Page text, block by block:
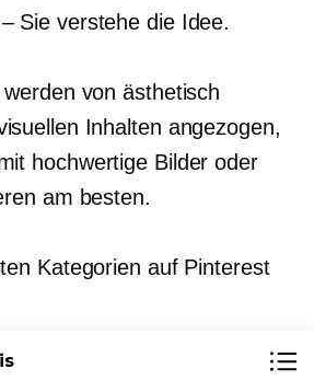
Sie verstehe die Idee.
von ästhetisch
Inhalten angezogen,
hochwertige Bilder oder
am besten.
Kategorien auf Pinterest